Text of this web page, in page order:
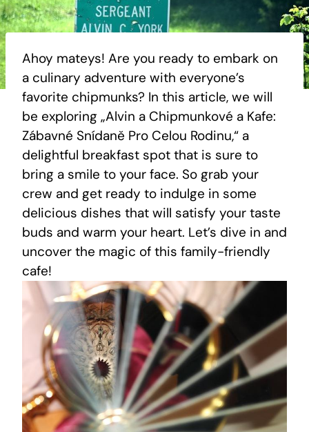
Ahoy mateys! Are you ready to embark on
a culinary adventure with everyone’s
favorite chipmunks? In this article, we will
be exploring „Alvin a Chipmunkové a Kafe:
Zábavné Snídaně Pro Celou Rodinu,“ a
delightful breakfast spot that is sure to
bring a smile to your face. So grab your
crew and get ready to indulge in some
delicious dishes that will satisfy your taste
buds and warm your heart. Let’s dive in and
uncover the magic of this family-friendly
cafe!